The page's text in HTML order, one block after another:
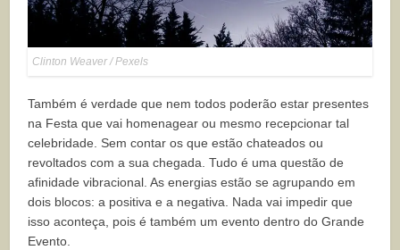
Clinton Weaver / Pexels
Também é verdade que nem todos poderão estar presentes
na Festa que vai homenagear ou mesmo recepcionar tal
celebridade. Sem contar os que estão chateados ou
revoltados com a sua chegada. Tudo é uma questão de
afinidade vibracional. As energias estão se agrupando em
dois blocos: a positiva e a negativa. Nada vai impedir que
isso aconteça, pois é também um evento dentro do Grande
Evento.